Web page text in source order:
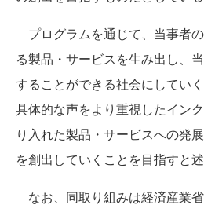
プログラムを通じて、当事者
る製品・サービスを生み出し、
することができる社会にしてい
具体的な声をより重視したイン
り入れた製品・サービスへの発
を創出していくことを目指すと述
なお、同取り組みは経済産業